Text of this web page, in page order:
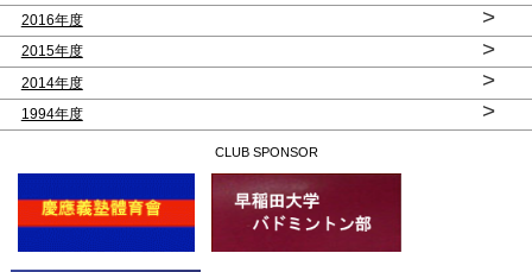
2016年度 >
2015年度 >
2014年度 >
1994年度 >
CLUB SPONSOR